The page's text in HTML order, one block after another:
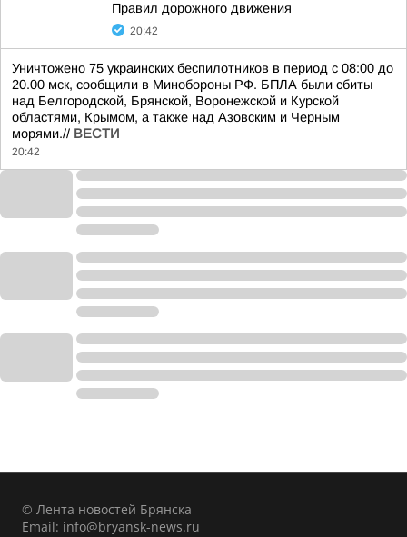
Правил дорожного движения
20:42
Уничтожено 75 украинских беспилотников в период с 08:00 до
20.00 мск, сообщили в Минобороны РФ. БПЛА были сбиты
над Белгородской, Брянской, Воронежской и Курской
областями, Крымом, а также над Азовским и Черным
морями.// ВЕСТИ
20:42
© Лента новостей Брянска
Email: info@bryansk-news.ru